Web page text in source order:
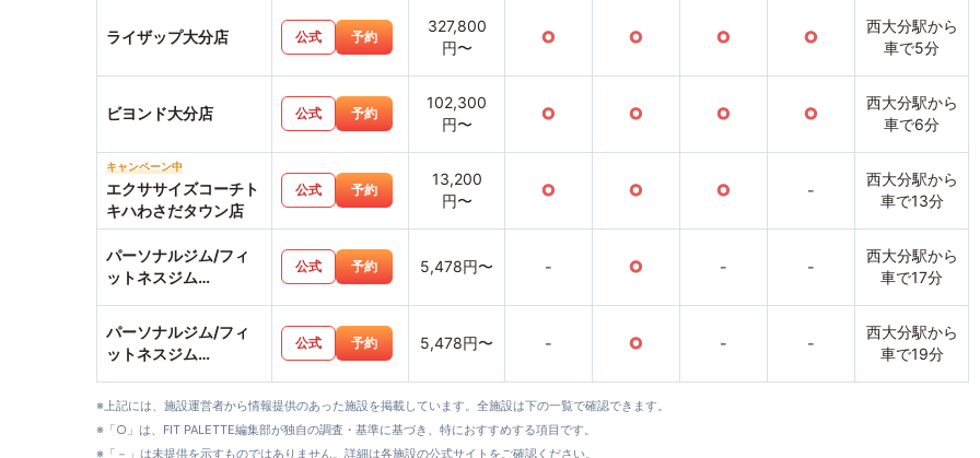
ライザップ大分店 公式 予約
327,800
円〜
○ ○ ○ ○
西大分駅から
車で5分
ビヨンド大分店 公式 予約
102,300
円〜
○ ○ ○ ○
西大分駅から
車で6分
キャンペーン中
エクササイズコーチト
キハわさだタウン店
公式 予約
13,200
円〜
○ ○ ○ -
西大分駅から
車で13分
パーソナルジム/フィ
ットネスジム
公式 予約 5,478円〜 - ○ - -
西大分駅から
車で17分
パーソナルジム/フィ
ットネスジム
公式 予約 5,478円〜 - ○ - -
西大分駅から
車で19分
※上記には、施設運営者から情報提供のあった施設を掲載しています。全施設は下の一覧で確認できます。
※「○」は、FIT PALETTE編集部が独自の調査・基準に基づき、特におすすめする項目です。
※「－」は未提供を示すものではありません。詳細は各施設の公式サイトをご確認ください。